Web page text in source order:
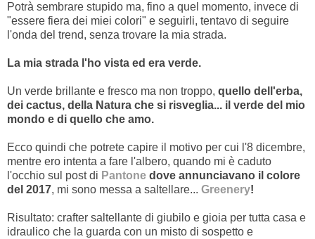
Potrà sembrare stupido ma, fino a quel momento, invece di
"essere fiera dei miei colori" e seguirli, tentavo di seguire
l'onda del trend, senza trovare la mia strada.
La mia strada l'ho vista ed era verde.
Un verde brillante e fresco ma non troppo, quello dell'erba,
dei cactus, della Natura che si risveglia... il verde del mio
mondo e di quello che amo.
Ecco quindi che potrete capire il motivo per cui l'8 dicembre,
mentre ero intenta a fare l'albero, quando mi è caduto
l'occhio sul post di Pantone dove annunciavano il colore
del 2017, mi sono messa a saltellare... Greenery!
Risultato: crafter saltellante di giubilo e gioia per tutta casa e
idraulico che la guarda con un misto di sospetto e